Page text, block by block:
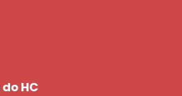
HC